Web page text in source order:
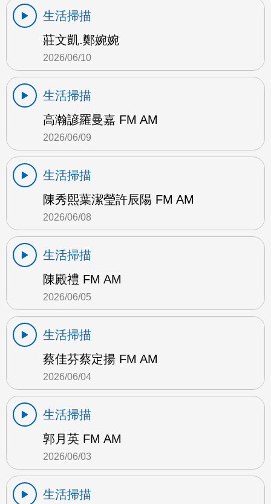
生活掃描
莊文凱.鄭婉婉
2026/06/10
生活掃描
高瀚諺羅曼嘉 FM AM
2026/06/09
生活掃描
陳秀熙葉潔瑩許辰陽 FM AM
2026/06/08
生活掃描
陳殿禮 FM AM
2026/06/05
生活掃描
蔡佳芬蔡定揚 FM AM
2026/06/04
生活掃描
郭月英 FM AM
2026/06/03
生活掃描